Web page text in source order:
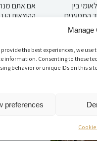
Manage
provide the best experiences, we
information. Consenting to these
behavior or unique IDs on this
preferences
בין
המטענים
כלי רכב
אם אתם
ההוצאות
ולתחזק את
כל אזרח
ברישיון
אישי. מה